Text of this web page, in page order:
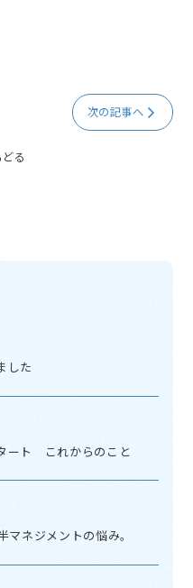
る
次の記事へ
した
ート これからのこと
ネジメントの悩み。